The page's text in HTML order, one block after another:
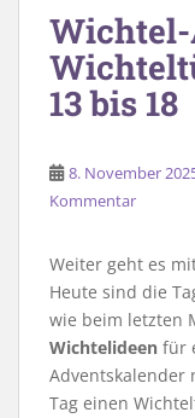
13 bis 18
8. November
Kommentar
Weiter geht es
Heute sind die
wie beim letzten
Wichtelideen für
Adventskalender
Tag einen